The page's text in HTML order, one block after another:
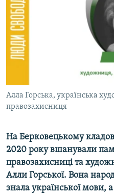
ВІДЕОУРОКИ «ELIFBE»
СВІДЧЕННЯ ОКУПАЦІЇ
УКРАЇНСЬКА ПРОБЛЕМА КРИМУ
ІНФОГРАФІКА
Русский
Qırımtatar
ДОЛУЧАЙСЯ!
Усі сайти RFE/RL
Алла Горська, українська
правозахисниця
На Берковецькому
2020 року вшанували
правозахисниці та
Алли Горської. Вона
знала української мови, а